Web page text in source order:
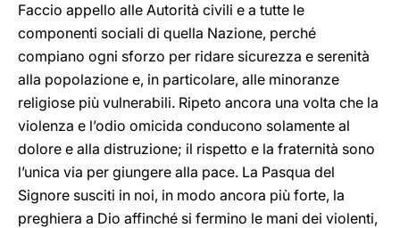
Faccio appello alle Autorità civili e a tutte le
componenti sociali di quella Nazione, perché
compiano ogni sforzo per ridare sicurezza e serenità
alla popolazione e, in particolare, alle minoranze
religiose più vulnerabili. Ripeto ancora una volta che la
violenza e l’odio omicida conducono solamente al
dolore e alla distruzione; il rispetto e la fraternità sono
l’unica via per giungere alla pace. La Pasqua del
Signore susciti in noi, in modo ancora più forte, la
preghiera a Dio affinché si fermino le mani dei violenti,